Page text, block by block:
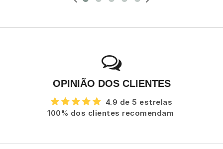
OPINIÃO DOS CLIENTES
4.9 de 5 estrelas
100% dos clientes recomendam